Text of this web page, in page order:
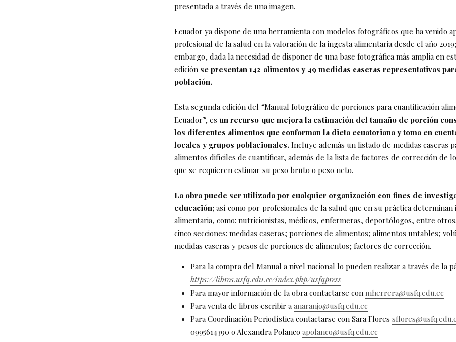
presentada a través de una imagen.
Ecuador ya dispone de una herramienta con modelos fotográficos que ha venido
profesional de la salud en la valoración de la ingesta alimentaria desde el año
embargo, dada la necesidad de disponer de una base fotográfica más amplia en
edición se presentan 142 alimentos y 49 medidas caseras representativas
población.
Esta segunda edición del “Manual fotográfico de porciones para cuantificación
Ecuador”, es un recurso que mejora la estimación del tamaño de porción
los diferentes alimentos que conforman la dieta ecuatoriana y toma en
locales y grupos poblacionales. Incluye además un listado de medidas caseras
alimentos difíciles de cuantificar, además de la lista de factores de corrección de
que se requieren estimar su peso bruto o peso neto.
La obra puede ser utilizada por cualquier organización con fines de
educación; así como por profesionales de la salud que en su práctica determinan
alimentaria, como: nutricionistas, médicos, enfermeras, deportólogos, entre
cinco secciones: medidas caseras; porciones de alimentos; alimentos untables;
medidas caseras y pesos de porciones de alimentos; factores de corrección.
Para la compra del Manual a nivel nacional lo pueden realizar a través de la
https://libros.usfq.edu.ec/index.php/usfqpress
Para mayor información de la obra contactarse con mherrera@usfq.edu.ec
Para venta de libros escribir a anaranjo@usfq.edu.ec
Para Coordinación Periodística contactarse con Sara Flores
0995614390 o Alexandra Polanco apolanco@usfq.edu.ec